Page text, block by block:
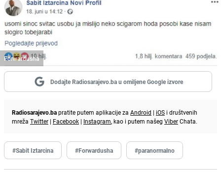
Forwardusha
Dodajte Radiosarajevo.ba u omiljene Google izvore
Radiosarajevo.bapratite putem aplikacije za Android | iOS i društvenih
mreža Twitter | Facebook | Instagram, kao i putem našeg ViberChata.
#Sabit Iztarcina #Forwardusha #paranormalno